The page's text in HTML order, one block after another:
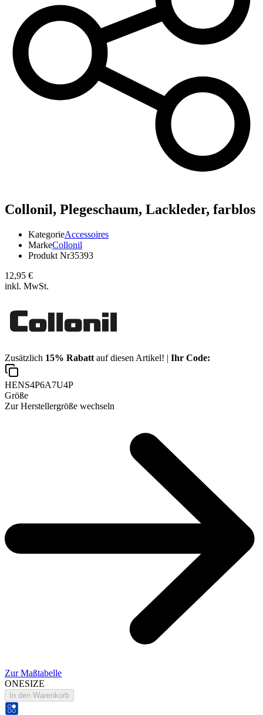
Collonil, Plegeschaum, Lackleder, farblos
KategorieAccessoires
MarkeCollonil
Produkt Nr35393
12,95 €
inkl. MwSt.
Zusätzlich 15% Rabatt auf diesen Artikel! | Ihr Code:
HENS4P6A7U4P
Größe
Zur Herstellergröße wechseln
Zur Maßtabelle
ONESIZE
In den Warenkorb